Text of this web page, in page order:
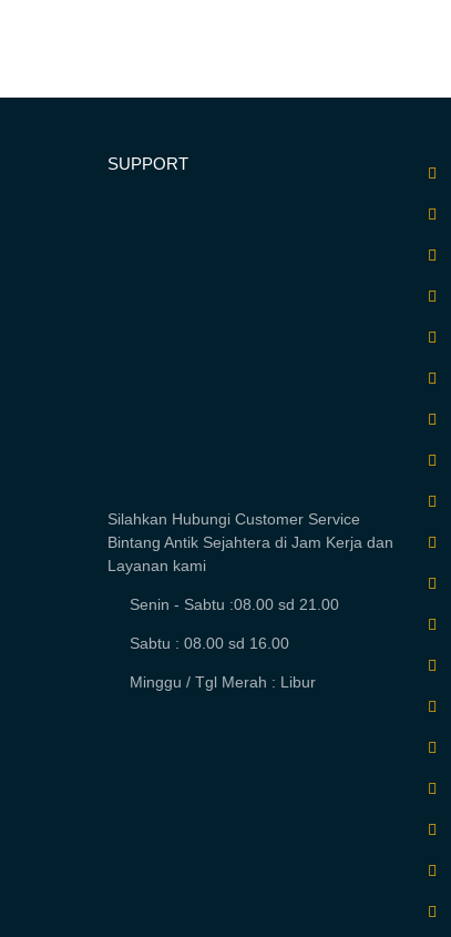
SUPPORT
Silahkan Hubungi Customer Service
Bintang Antik Sejahtera di Jam Kerja dan
Layanan kami
Senin - Sabtu :08.00 sd 21.00
Sabtu : 08.00 sd 16.00
Minggu / Tgl Merah : Libur